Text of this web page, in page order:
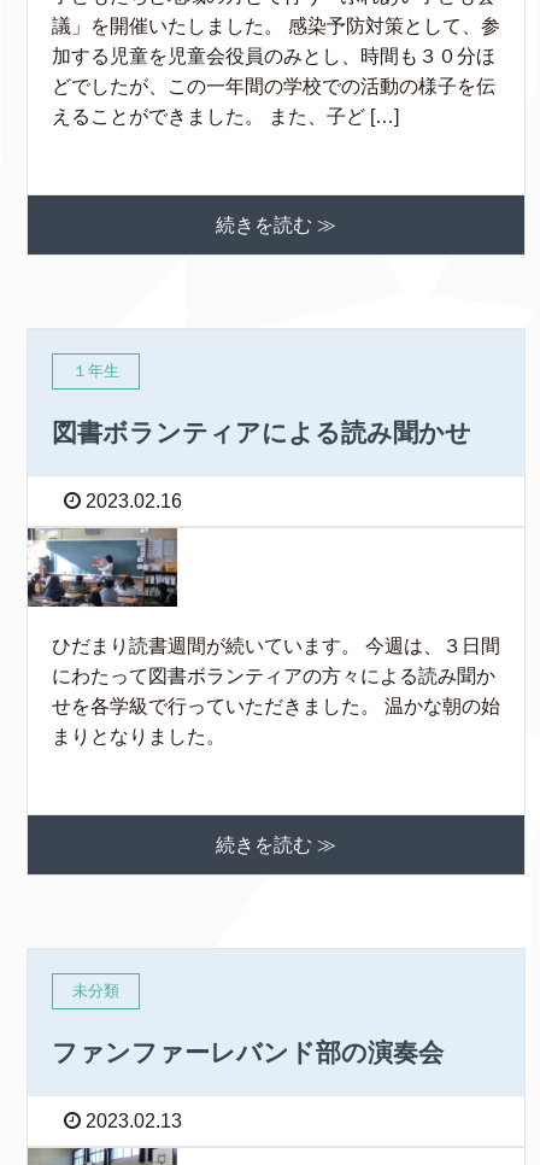
議」を開催いたしました。 感染予防対策として、参
加する児童を児童会役員のみとし、時間も３０分ほ
どでしたが、この一年間の学校での活動の様子を伝
えることができました。 また、子ど […]
続きを読む ≫
１年生
図書ボランティアによる読み聞かせ
2023.02.16
ひだまり読書週間が続いています。 今週は、３日間
にわたって図書ボランティアの方々による読み聞か
せを各学級で行っていただきました。 温かな朝の始
まりとなりました。
続きを読む ≫
未分類
ファンファーレバンド部の演奏会
2023.02.13